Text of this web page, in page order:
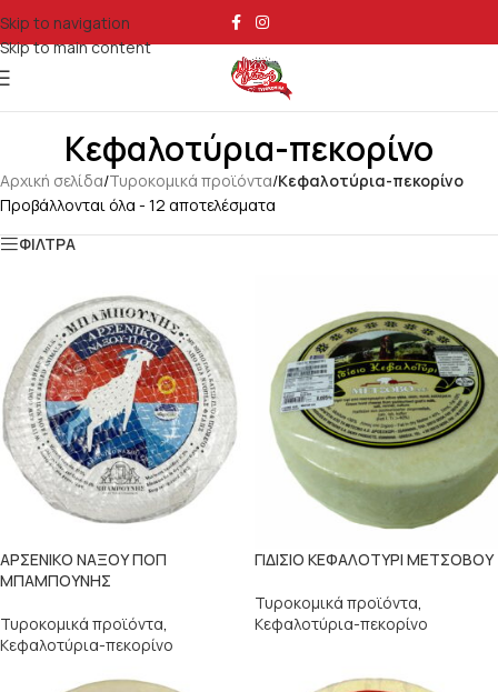
Skip to navigation
Skip to main content
Κεφαλοτύρια-πεκορίνο
Αρχική σελίδα/Τυροκομικά προϊόντα/Κεφαλοτύρια-πεκορίνο
Προβάλλονται όλα - 12 αποτελέσματα
ΦΙΛΤΡΑ
ΑΡΣΕΝΙΚΟ ΝΑΞΟΥ ΠΟΠ
ΜΠΑΜΠΟΥΝΗΣ
Τυροκομικά προϊόντα,
Κεφαλοτύρια-πεκορίνο
ΓΙΔΙΣΙΟ ΚΕΦΑΛΟΤΥΡΙ ΜΕΤΣΟΒΟΥ
Τυροκομικά προϊόντα,
Κεφαλοτύρια-πεκορίνο